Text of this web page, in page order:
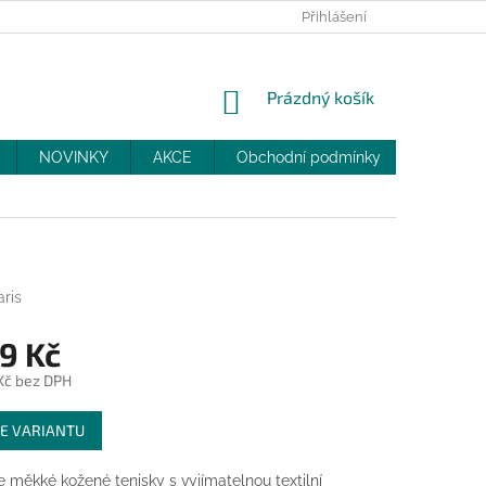
MOJE OBJEDNÁVKA
Přihlášení
NÁKUPNÍ
Prázdný košík
NOVINKY AKCE Obchodní podmínky
Kč
bez DPH
VARIANTU
měkké kožené tenisky s vyjímatelnou textilní